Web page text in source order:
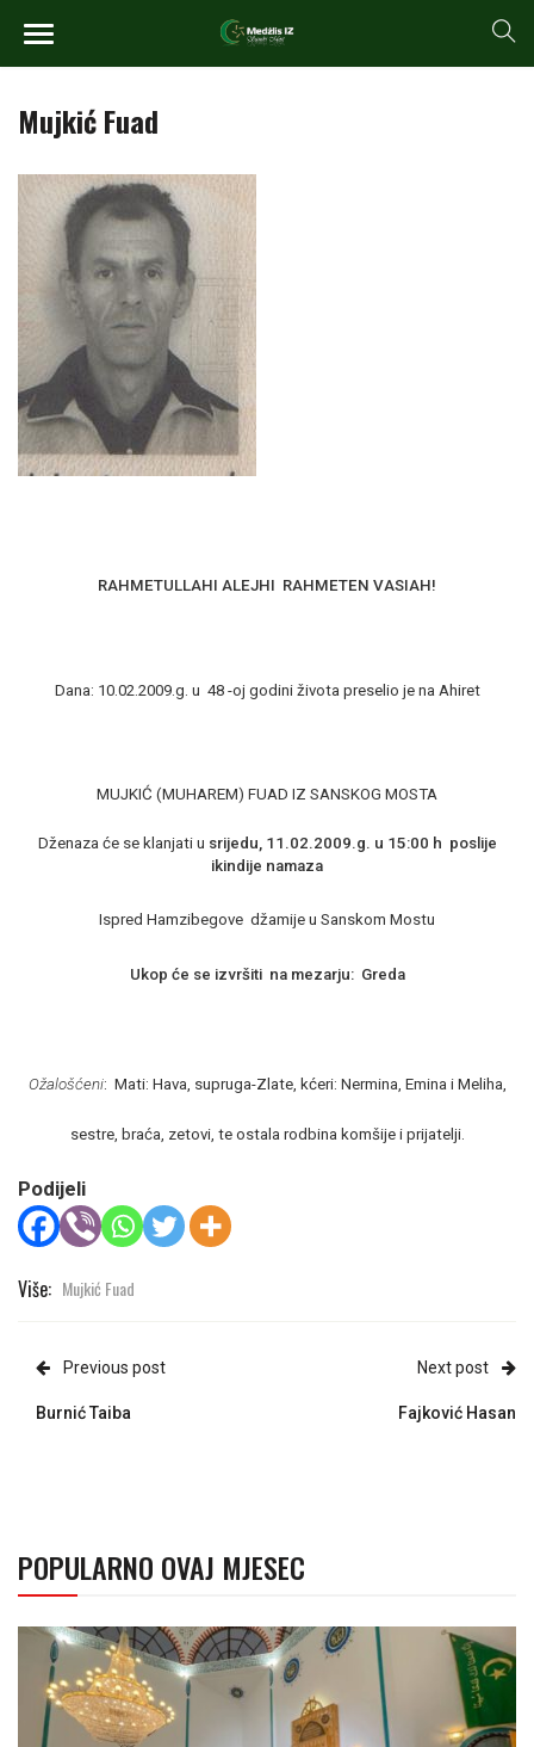
Mujkić Fuad
RAHMETULLAHI ALEJHI RAHMETEN VASIAH!
Dana: 10.02.2009.g. u 48 -oj godini života preselio je na Ahiret
MUJKIĆ (MUHAREM) FUAD IZ SANSKOG MOSTA
Dženaza će se klanjati u srijedu, 11.02.2009.g. u 15:00 h poslije
ikindije namaza
Ispred Hamzibegove džamije u Sanskom Mostu
Ukop će se izvršiti na mezarju: Greda
Ožalošćeni: Mati: Hava, supruga-Zlate, kćeri: Nermina, Emina i Meliha,
sestre, braća, zetovi, te ostala rodbina komšije i prijatelji.
Podijeli
Više: Mujkić Fuad
Previous post
Burnić Taiba
Next post
Fajković Hasan
POPULARNO OVAJ MJESEC